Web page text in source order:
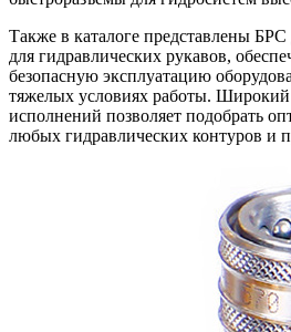
Также в каталоге представлены
для гидравлических рукавов,
безопасную эксплуатацию
тяжелых условиях работы.
исполнений позволяет подобрать
любых гидравлических контуров и